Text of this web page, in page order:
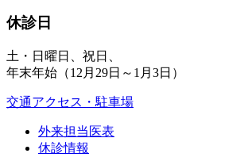
休診日
土・日曜日、祝日、
年末年始（12月29日～1月3日）
交通アクセス・駐車場
外来担当医表
休診情報